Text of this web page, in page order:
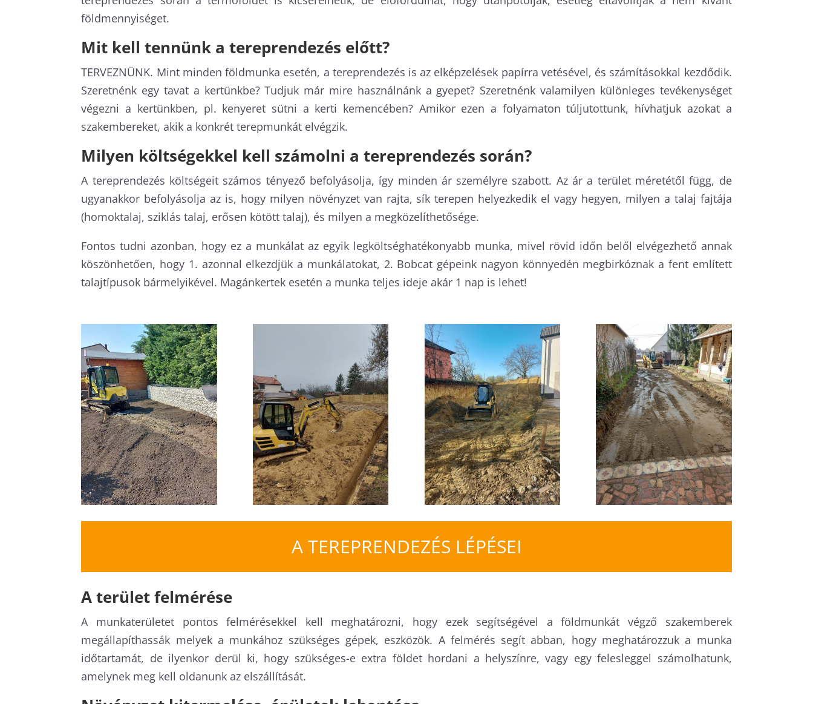
földmennyiséget.
Mit kell tennünk a tereprendezés előtt?
TERVEZNÜNK. Mint minden földmunka esetén, a tereprendezés is az elképzelések papírra vetésével, és számításokkal kezdődik.
Szeretnénk egy tavat a kertünkbe? Tudjuk már mire használnánk a gyepet? Szeretnénk valamilyen különleges tevékenységet
végezni a kertünkben, pl. kenyeret sütni a kerti kemencében? Amikor ezen a folyamaton túljutottunk, hívhatjuk azokat a
szakembereket, akik a konkrét terepmunkát elvégzik.
Milyen költségekkel kell számolni a tereprendezés során?
A tereprendezés költségeit számos tényező befolyásolja, így minden ár személyre szabott. Az ár a terület méretétől függ, de
ugyanakkor befolyásolja az is, hogy milyen növényzet van rajta, sík terepen helyezkedik el vagy hegyen, milyen a talaj fajtája
(homoktalaj, sziklás talaj, erősen kötött talaj), és milyen a megközelíthetősége.
Fontos tudni azonban, hogy ez a munkálat az egyik legköltséghatékonyabb munka, mivel rövid időn belől elvégezhető annak
köszönhetően, hogy 1. azonnal elkezdjük a munkálatokat, 2. Bobcat gépeink nagyon könnyedén megbirkóznak a fent említett
talajtípusok bármelyikével. Magánkertek esetén a munka teljes ideje akár 1 nap is lehet!
A TEREPRENDEZÉS LÉPÉSEI
A terület felmérése
A munkaterületet pontos felmérésekkel kell meghatározni, hogy ezek segítségével a földmunkát végző szakemberek
megállapíthassák melyek a munkához szükséges gépek, eszközök. A felmérés segít abban, hogy meghatározzuk a munka
időtartamát, de ilyenkor derül ki, hogy szükséges-e extra földet hordani a helyszínre, vagy egy felesleggel számolhatunk,
amelynek meg kell oldanunk az elszállítását.